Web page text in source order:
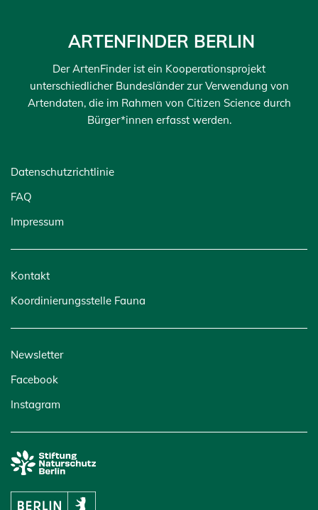
ARTENFINDER BERLIN
Der ArtenFinder ist ein Kooperationsprojekt
unterschiedlicher Bundesländer zur Verwendung von
Artendaten, die im Rahmen von Citizen Science durch
Bürger*innen erfasst werden.
Datenschutzrichtlinie
FAQ
Impressum
Kontakt
Koordinierungsstelle Fauna
Newsletter
Facebook
Instagram